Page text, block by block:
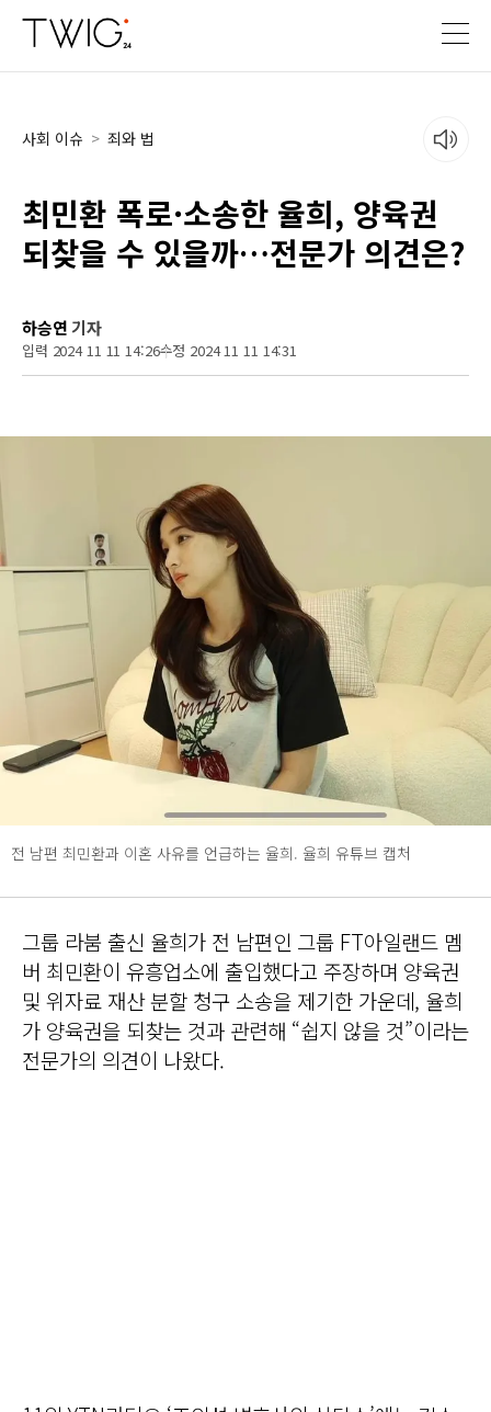
사회 이슈 > 죄와 법
최민환 폭로·소송한 율희, 양육권
되찾을 수 있을까…전문가 의견은?
하승연기자
입력 2024 11 11 14:26수정 2024 11 11 14:31
전 남편 최민환과 이혼 사유를 언급하는 율희. 율희 유튜브 캡처
그룹 라붐 출신 율희가 전 남편인 그룹 FT아일랜드 멤
버 최민환이 유흥업소에 출입했다고 주장하며 양육권
및 위자료 재산 분할 청구 소송을 제기한 가운데, 율희
가 양육권을 되찾는 것과 관련해 “쉽지 않을 것”이라는
전문가의 의견이 나왔다.